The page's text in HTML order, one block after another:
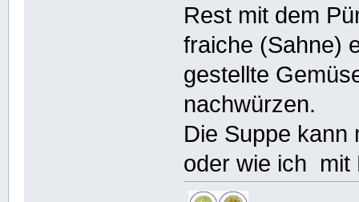
Rest mit dem
fraiche (Sahne)
gestellte
nachwürzen.
Die Suppe kann
oder wie ich mit